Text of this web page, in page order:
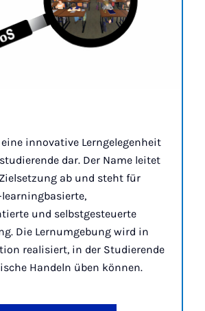
eine innovative Lerngelegenheit
dar. Der Name leitet
ab und steht für
und selbstgesteuerte
Die Lernumgebung wird in
realisiert, in der Studierende
Handeln üben können.